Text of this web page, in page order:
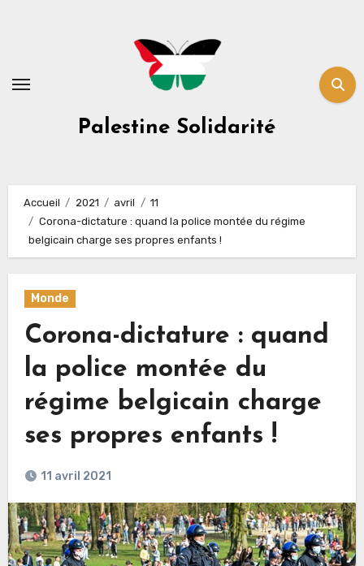
Palestine Solidarité
Accueil 2021 avril
11
Corona-dictature : quand la police montée du régime
belgicain charge ses propres enfants !
Monde
Corona-dictature : quand
la police montée du
régime belgicain charge
ses propres enfants !
11 avril 2021